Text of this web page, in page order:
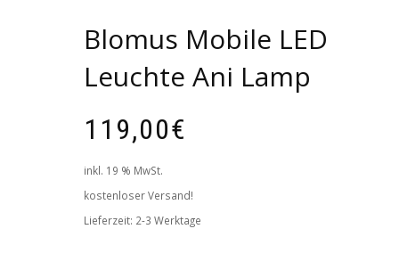
Blomus Mobile LED
Leuchte Ani Lamp
119,00€
inkl. 19 % MwSt.
kostenloser Versand!
Lieferzeit: 2-3 Werktage